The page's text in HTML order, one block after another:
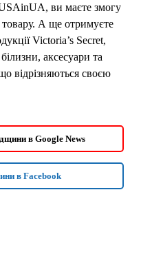
ви маєте змогу
товару. А ще отримуєте
Victoria’s Secret,
аксесуари та
відрізняються своєю
в Google News
в Facebook